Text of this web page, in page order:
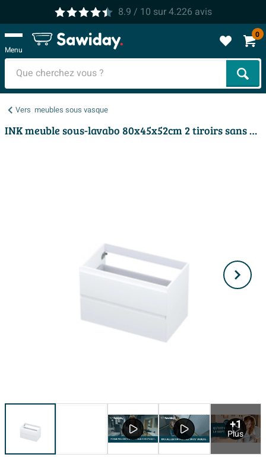
8.9 / 10 sur4.226 avis
Menu
0
Vers meubles sous vasque
INK meuble sous-lavabo 80x45x52cm 2 tiroirs sans poignées avec finition à 45 degrés tout autour MDF laqué blanc mat
+1
Plus